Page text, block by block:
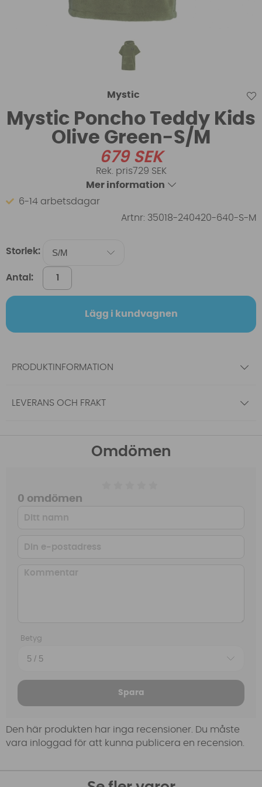
Mystic
Mystic Poncho Teddy Kids
Olive Green-S/M
679SEK
729 SEK
Mer information
6-14 arbetsdagar
Artnr: 35018-240420-640-S-M
Storlek:
Antal:
Lägg i kundvagnen
PRODUKTINFORMATION
LEVERANS OCH FRAKT
Omdömen
0 omdömen
Betyg
Spara
Den här produkten har inga recensioner. Du måste
vara inloggad för att kunna publicera en recension.